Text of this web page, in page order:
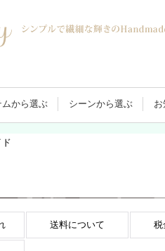
から選ぶ シーンから選ぶ
ド
送料について 税